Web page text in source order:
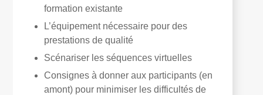
formation existante
L’équipement nécessaire pour des
prestations de qualité
Scénariser les séquences virtuelles
Consignes à donner aux participants (en
amont) pour minimiser les difficultés de